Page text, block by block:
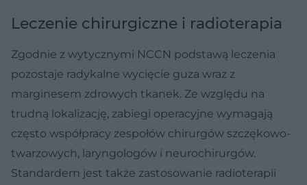
Leczenie chirurgiczne i radioterapia
Zgodnie z wytycznymi NCCN podstawą leczenia
pozostaje radykalne wycięcie guza wraz z
marginesem zdrowych tkanek. Ze względu na
trudną lokalizację, zabiegi operacyjne wymagają
często współpracy zespołów chirurgów szczękowo-
twarzowych, laryngologów i neurochirurgów.
Standardem jest także zastosowanie radioterapii